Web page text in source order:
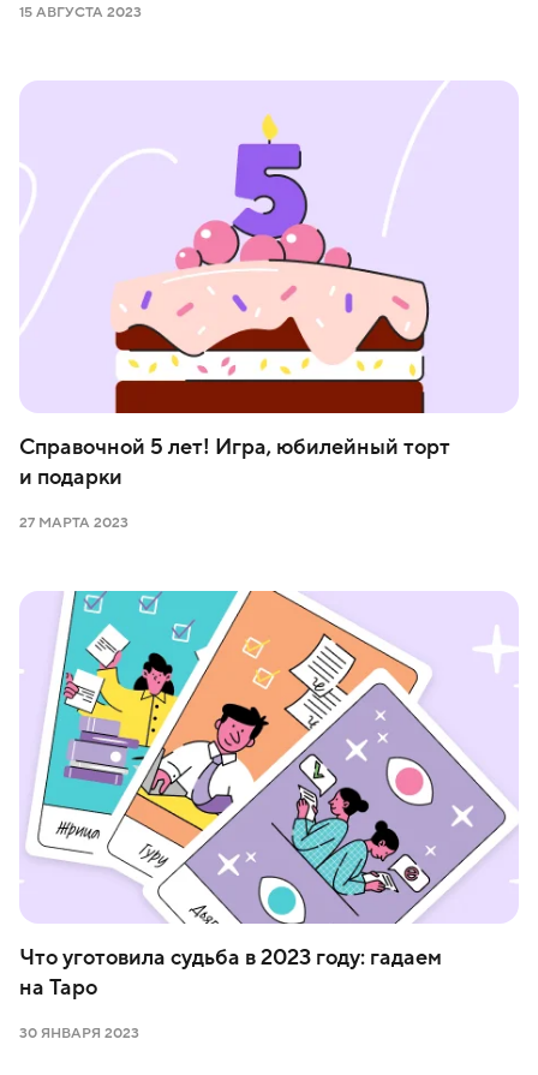
15 АВГУСТА 2023
Справочной 5 лет! Игра, юбилейный торт
и подарки
27 МАРТА 2023
Что уготовила судьба в 2023 году: гадаем
на Таро
30 ЯНВАРЯ 2023